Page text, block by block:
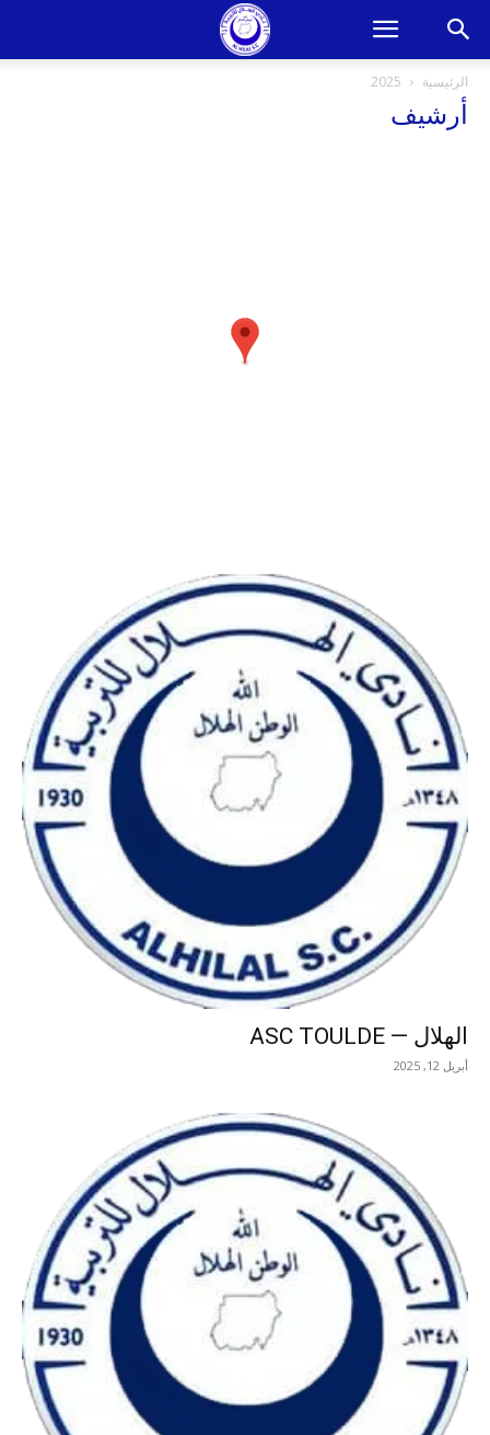
الرئيسية 2025
أرشيف
الهلال — ASC TOULDE
أبريل 12, 2025